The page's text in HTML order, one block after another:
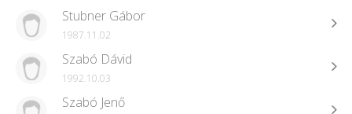
Stubner Gábor
1987.11.02
Szabó Dávid
1992.10.03
Szabó Jenő